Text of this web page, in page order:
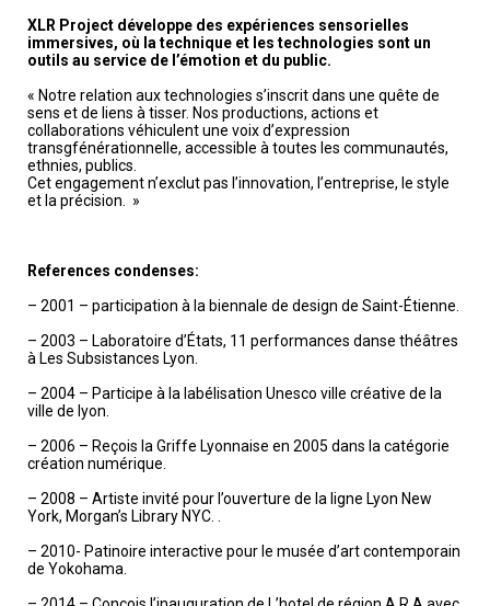
XLR Project développe des expériences sensorielles
immersives, où la technique et les technologies sont un
outils au service de l’émotion et du public.
« Notre relation aux technologies s’inscrit dans une quête de
sens et de liens à tisser. Nos productions, actions et
collaborations véhiculent une voix d’expression
transgfénérationnelle, accessible à toutes les communautés,
ethnies, publics.
Cet engagement n’exclut pas l’innovation, l’entreprise, le style
et la précision. »
References condenses:
– 2001 – participation à la biennale de design de Saint-Étienne.
– 2003 – Laboratoire d’États, 11 performances danse théâtres
à Les Subsistances Lyon.
– 2004 – Participe à la labélisation Unesco ville créative de la
ville de lyon.
– 2006 – Reçois la Griffe Lyonnaise en 2005 dans la catégorie
création numérique.
– 2008 – Artiste invité pour l’ouverture de la ligne Lyon New
York, Morgan’s Library NYC. .
– 2010- Patinoire interactive pour le musée d’art contemporain
de Yokohama.